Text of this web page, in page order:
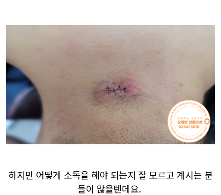
하지만 어떻게 소독을 해야 되는지 잘 모르고 계시는 분
들이 많을텐데요.